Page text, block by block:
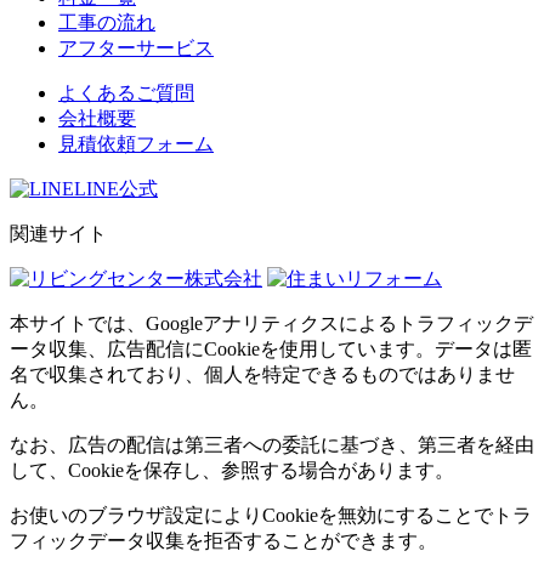
工事の流れ
アフターサービス
よくあるご質問
会社概要
見積依頼フォーム
LINE公式
関連サイト
本サイトでは、Googleアナリティクスによるトラフィックデ
ータ収集、広告配信にCookieを使用しています。データは匿
名で収集されており、個人を特定できるものではありませ
ん。
なお、広告の配信は第三者への委託に基づき、第三者を経由
して、Cookieを保存し、参照する場合があります。
お使いのブラウザ設定によりCookieを無効にすることでトラ
フィックデータ収集を拒否することができます。